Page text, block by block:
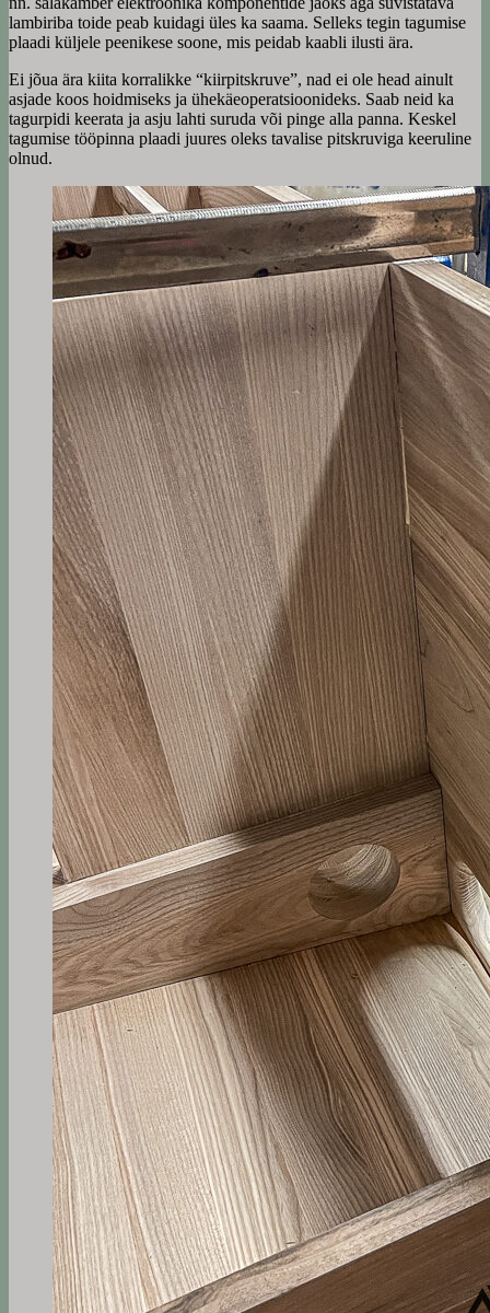
lambiriba toide peab kuidagi üles ka saama. Selleks tegin tagumise
plaadi küljele peenikese soone, mis peidab kaabli ilusti ära.
Ei jõua ära kiita korralikke “kiirpitskruve”, nad ei ole head ainult
asjade koos hoidmiseks ja ühekäeoperatsioonideks. Saab neid ka
tagurpidi keerata ja asju lahti suruda või pinge alla panna. Keskel
tagumise tööpinna plaadi juures oleks tavalise pitskruviga keeruline
olnud.